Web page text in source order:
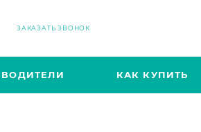
ЗАКАЗАТЬ ЗВОНОК
КАК КУПИТЬ